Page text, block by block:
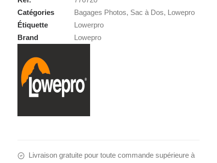
AW
Catégories
Bagages Photos, Sac à Dos, Lowepro
Étiquette
Lowerpro
Brand
Lowepro
Livraison gratuite pour toute commande supérieure à